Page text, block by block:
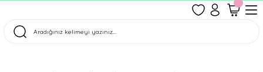
Tüm Siparişler Aynı Gün Kargoda!